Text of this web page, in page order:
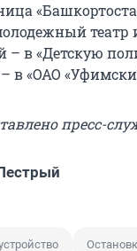
театр
– в «Детскую
в «ОАО
пресс-